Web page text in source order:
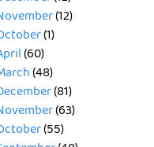
(12)
(1)
(60)
(48)
(81)
(63)
(55)